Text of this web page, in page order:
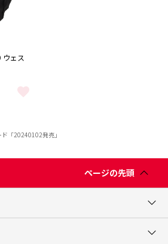
ウェス
ウェストパック〈ブラック〉 をもっと
「20240102発売」
ページの先頭